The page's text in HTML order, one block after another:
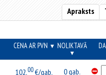
Apraksts
CENA AR PVN ▼ NOLIKTAVĀ
▼
102.00€/gab. 0 gab.